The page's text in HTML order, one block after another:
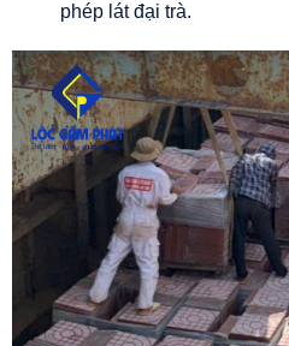
phép lát đại trà.